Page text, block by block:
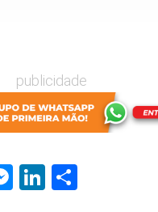
publicidade
Messenger
LinkedIn